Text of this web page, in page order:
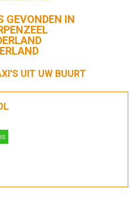
GEVONDEN IN
UIT UW BUURT